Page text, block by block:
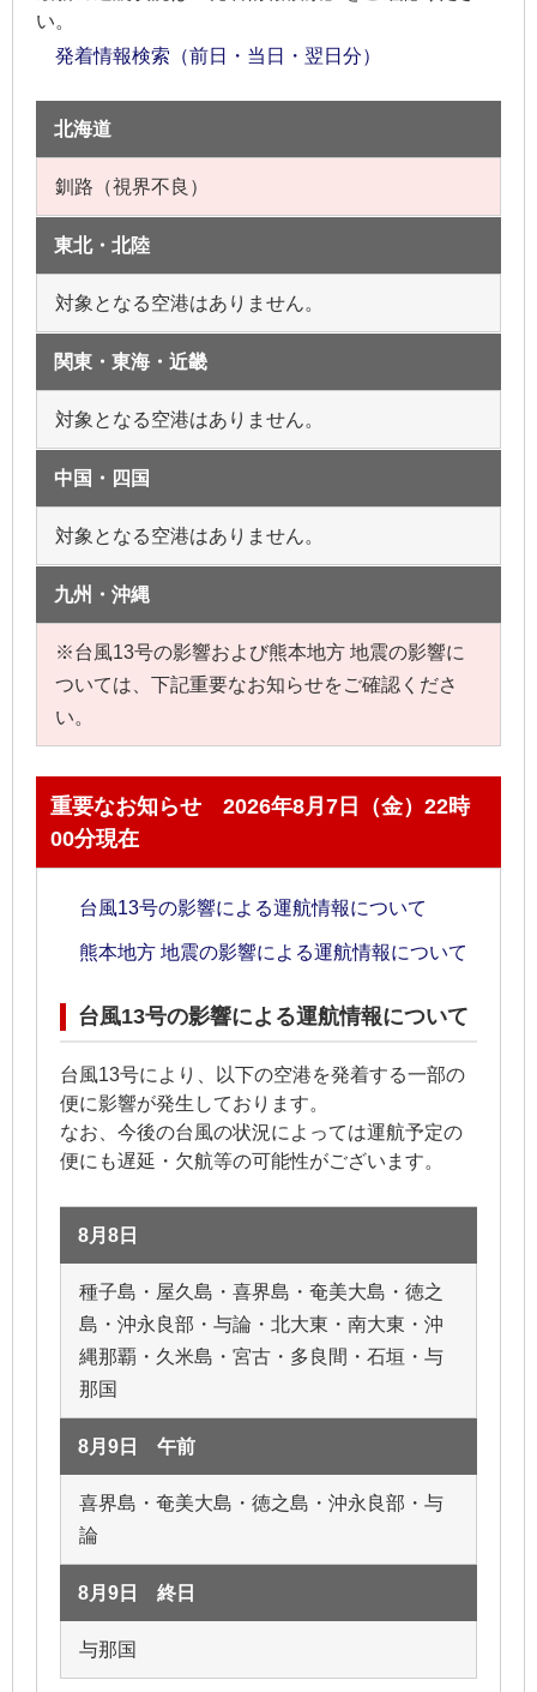
い。
発着情報検索（前日・当日・翌日分）
北海道
釧路（視界不良）
東北・北陸
対象となる空港はありません。
関東・東海・近畿
対象となる空港はありません。
中国・四国
対象となる空港はありません。
九州・沖縄
※台風13号の影響および熊本地方 地震の影響に
ついては、下記重要なお知らせをご確認くださ
い。
重要なお知らせ 2026年8月7日（金）22時
00分現在
台風13号の影響による運航情報について
熊本地方 地震の影響による運航情報について
台風13号の影響による運航情報について
台風13号により、以下の空港を発着する一部の
便に影響が発生しております。
なお、今後の台風の状況によっては運航予定の
便にも遅延・欠航等の可能性がございます。
8月8日
種子島・屋久島・喜界島・奄美大島・徳之
島・沖永良部・与論・北大東・南大東・沖
縄那覇・久米島・宮古・多良間・石垣・与
那国
8月9日 午前
喜界島・奄美大島・徳之島・沖永良部・与
論
8月9日 終日
与那国